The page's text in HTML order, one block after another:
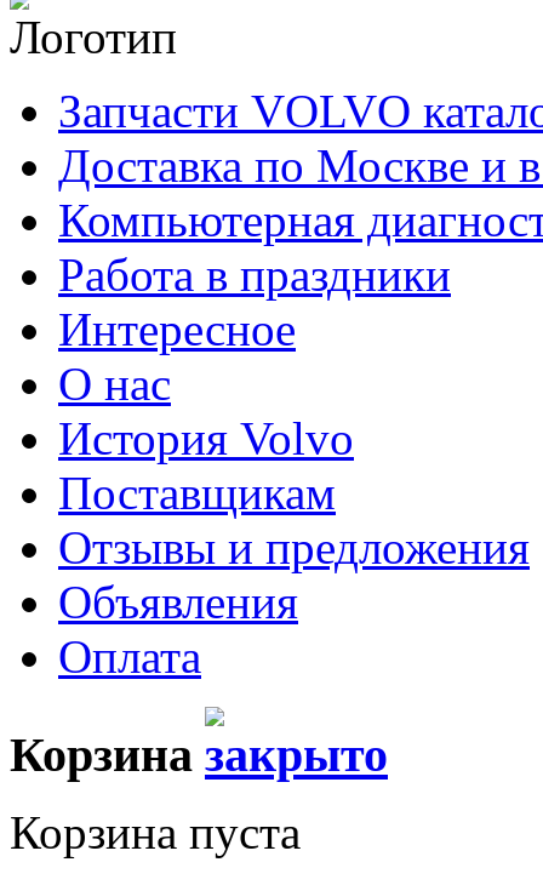
Запчасти VOLVO
Доставка по Москве и
Компьютерная
Работа в праздники
Интересное
О нас
История Volvo
Поставщикам
Отзывы и предложения
Объявления
Оплата
Корзина
Корзина пуста